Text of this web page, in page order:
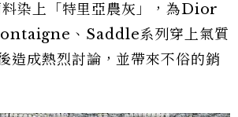
染上「特里亞農灰」，為Dior
、Saddle系列穿上氣質
造成熱烈討論，並帶來不俗的銷